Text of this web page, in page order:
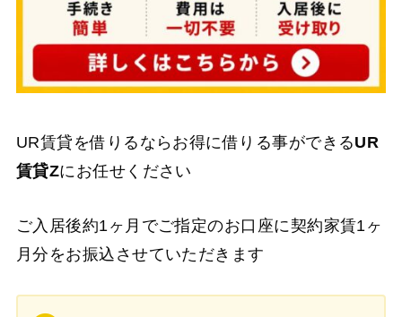
UR賃貸を借りるならお得に借りる事ができるUR
賃貸Zにお任せください
ご入居後約1ヶ月でご指定のお口座に契約家賃1ヶ
月分をお振込させていただきます